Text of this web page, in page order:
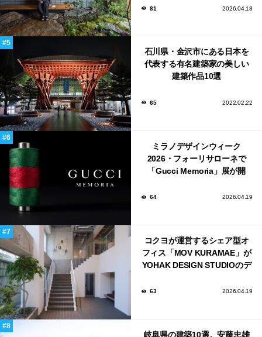
81 2026.04.18
石川県・金沢市にある日本を
代表する有名建築家の美しい
建築作品10選
65 2022.02.22
ミラノデザインウィーク
2026・フォーリサローネで
「Gucci Memoria」展が開
64 2026.04.19
コクヨが運営するシェア型オ
フィス「MOV KURAMAE」が
YOHAK DESIGN STUDIOのデ
63 2026.04.19
岐阜県の建築10選。安藤忠雄